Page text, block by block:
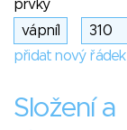
prvky
přidat nový řádek
Složení a